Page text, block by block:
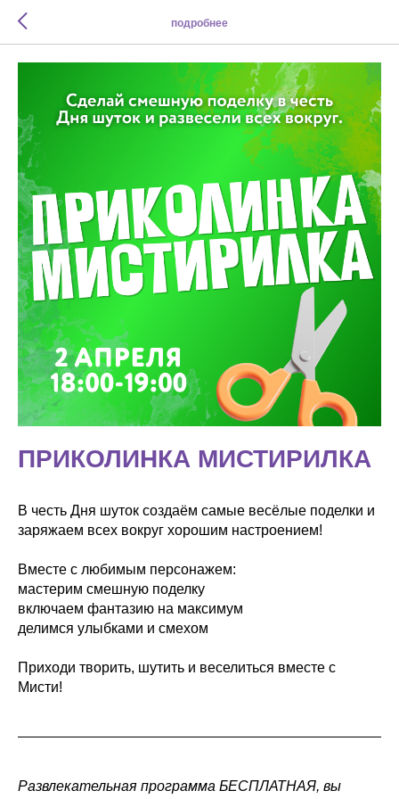
подробнее
ПРИКОЛИНКА МИСТИРИЛКА
В честь Дня шуток создаём самые весёлые поделки и
заряжаем всех вокруг хорошим настроением!
Вместе с любимым персонажем:
мастерим смешную поделку
включаем фантазию на максимум
делимся улыбками и смехом
Приходи творить, шутить и веселиться вместе с
Мисти!
Развлекательная программа БЕСПЛАТНАЯ, вы